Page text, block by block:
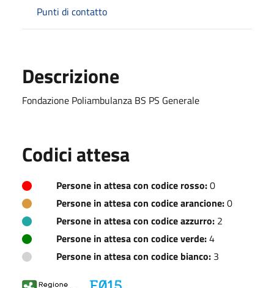
Punti di contatto
Descrizione
Fondazione Poliambulanza BS PS Generale
Codici attesa
Persone in attesa con codice rosso:0
Persone in attesa con codice arancione:0
Persone in attesa con codice azzurro: 2
Persone in attesa con codice verde:4
Persone in attesa con codice bianco: 3